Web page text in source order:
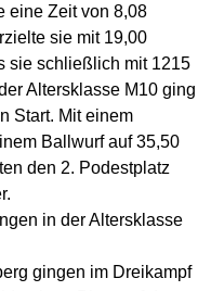
eine Zeit von 8,08
sie mit 19,00
sie schließlich mit 1215
Altersklasse M10 ging
Start. Mit einem
Ballwurf auf 35,50
den 2. Podestplatz
in der Altersklasse
gingen im Dreikampf